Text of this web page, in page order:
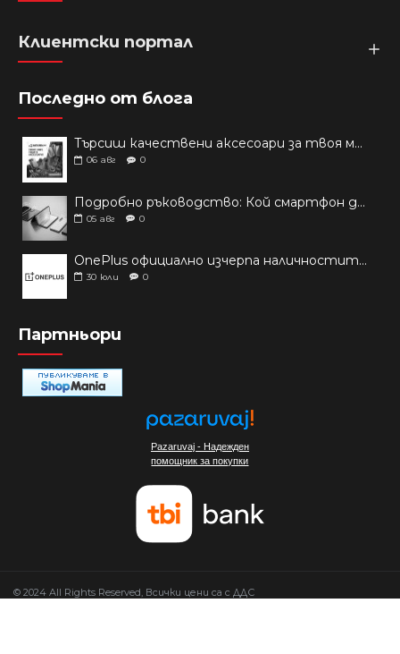
Клиентски портал
Последно от блога
Търсиш качествени аксесоари за твоя модел? Как правилно да защитим новия си смартфон: Ръководство за аксесоари през 2026 г.
06 авг 0
Подробно ръководство: Кой смартфон да купиш през 2026 г.?
05 авг 0
OnePlus официално изчерпа наличностите си от телефони на основни пазари
30 юли 0
Партньори
Pazaruvaj - Надежден
помощник за покупки
© 2024 All Rights Reserved, Всички цени са с ДДС